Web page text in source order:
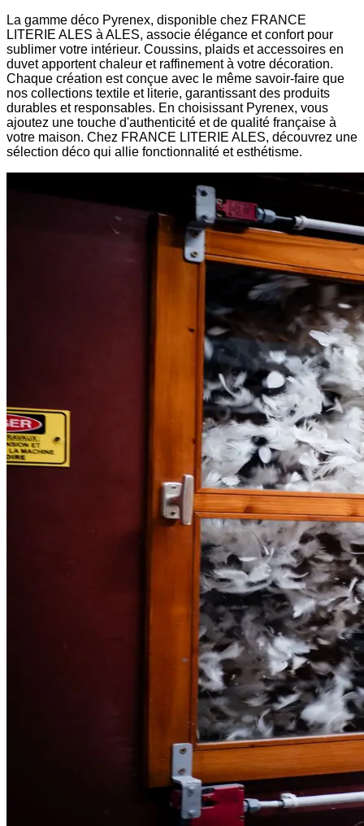
La gamme déco Pyrenex, disponible chez FRANCE
LITERIE ALES à ALES, associe élégance et confort pour
sublimer votre intérieur. Coussins, plaids et accessoires en
duvet apportent chaleur et raffinement à votre décoration.
Chaque création est conçue avec le même savoir-faire que
nos collections textile et literie, garantissant des produits
durables et responsables. En choisissant Pyrenex, vous
ajoutez une touche d'authenticité et de qualité française à
votre maison. Chez FRANCE LITERIE ALES, découvrez une
sélection déco qui allie fonctionnalité et esthétisme.